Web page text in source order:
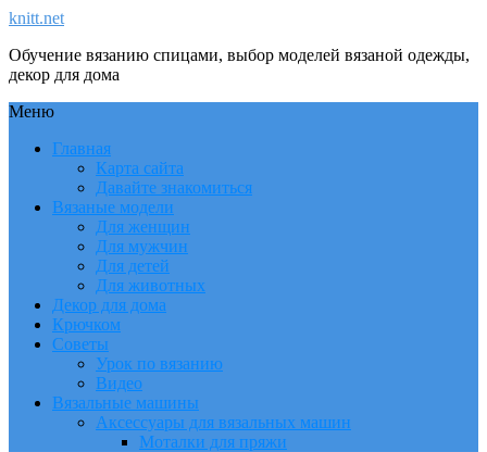
knitt.net
Обучение вязанию спицами, выбор моделей вязаной одежды,
декор для дома
Меню
Главная
Карта сайта
Давайте знакомиться
Вязаные модели
Для женщин
Для мужчин
Для детей
Для животных
Декор для дома
Крючком
Советы
Урок по вязанию
Видео
Вязальные машины
Аксессуары для вязальных машин
Моталки для пряжи